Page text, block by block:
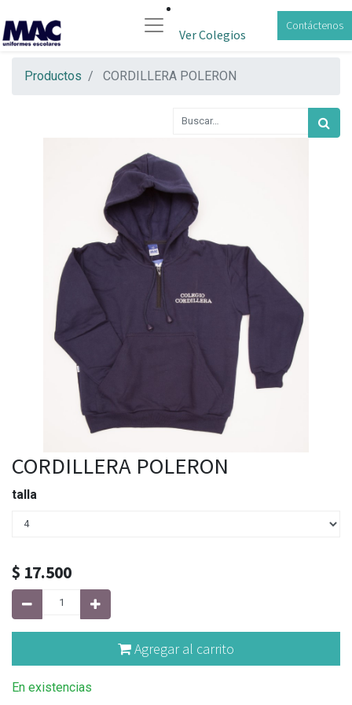
Ver Colegios
Contáctenos
Productos CORDILLERA POLERON
CORDILLERA POLERON
talla
$ 17.500
Agregar al carrito
En existencias